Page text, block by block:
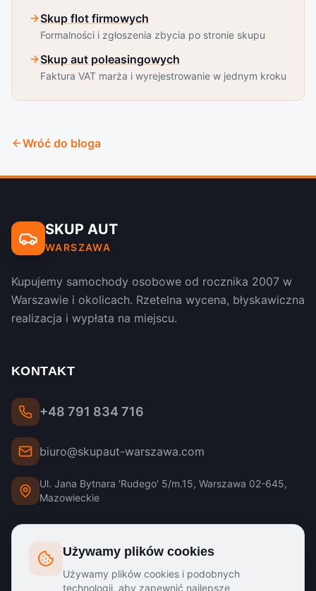
Używamy plików cookies
Używamy plików cookies i podobnych
technologii, aby zapewnić najlepsze
Skup flot firmowych
Formalności i zgłoszenia zbycia po stronie skupu
Skup aut poleasingowych
Faktura VAT marża i wyrejestrowanie w jednym kroku
Wróć do bloga
SKUP AUT
WARSZAWA
Kupujemy samochody osobowe od rocznika 2007 w
Warszawie i okolicach. Rzetelna wycena, błyskawiczna
realizacja i wypłata na miejscu.
KONTAKT
+48 791 834 716
biuro@skupaut-warszawa.com
Ul. Jana Bytnara 'Rudego' 5/m.15, Warszawa 02-645,
Mazowieckie
GODZINY PRACY
Poniedziałek - Piątek:8:00 - 20:00